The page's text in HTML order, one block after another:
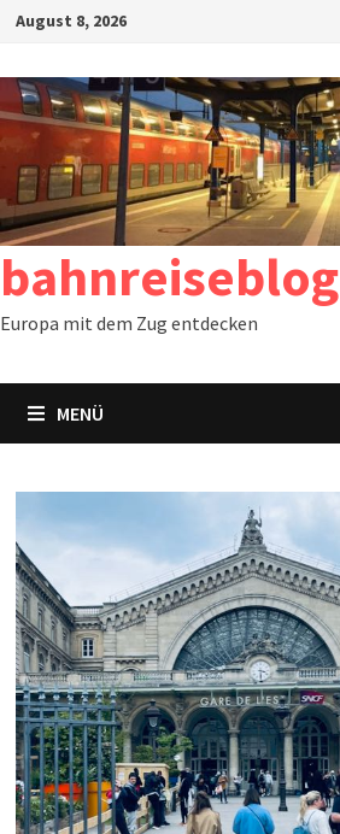
Zum
springen
August 8, 2026
bahnreiseblog
Europa mit dem Zug entdecken
MENÜ